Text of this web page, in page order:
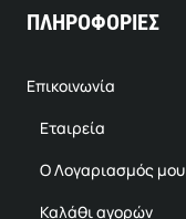
ΠΛΗΡΟΦΟΡΙΕΣ
Επικοινωνία
Εταιρεία
Ο Λογαριασμός μου
Καλάθι αγορών